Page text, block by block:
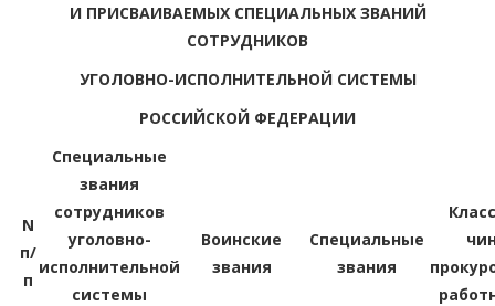
И ПРИСВАИВАЕМЫХ СПЕЦИАЛЬНЫХ ЗВАНИЙ
СОТРУДНИКОВ
УГОЛОВНО-ИСПОЛНИТЕЛЬНОЙ СИСТЕМЫ
РОССИЙСКОЙ ФЕДЕРАЦИИ
N
п/
п
Специальные
звания
сотрудников
уголовно-
исполнительной
системы
Воинские
звания
Специальные
звания